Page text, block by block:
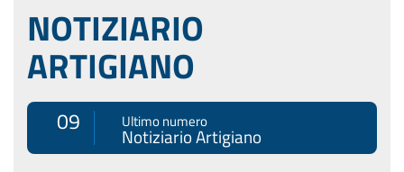
NOTIZIARIO
ARTIGIANO
09 Ultimo numero
Notiziario Artigiano